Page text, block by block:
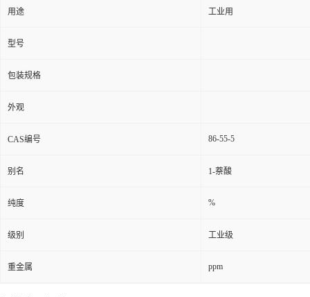
用途 工业用
型号
包装规格
外观
CAS编号 86-55-5
别名 1-萘酸
纯度 %
级别 工业级
重金属 ppm